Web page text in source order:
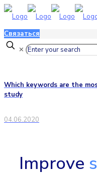
Связаться
✕
Which keywords are the
study
04.06.2020
Improve